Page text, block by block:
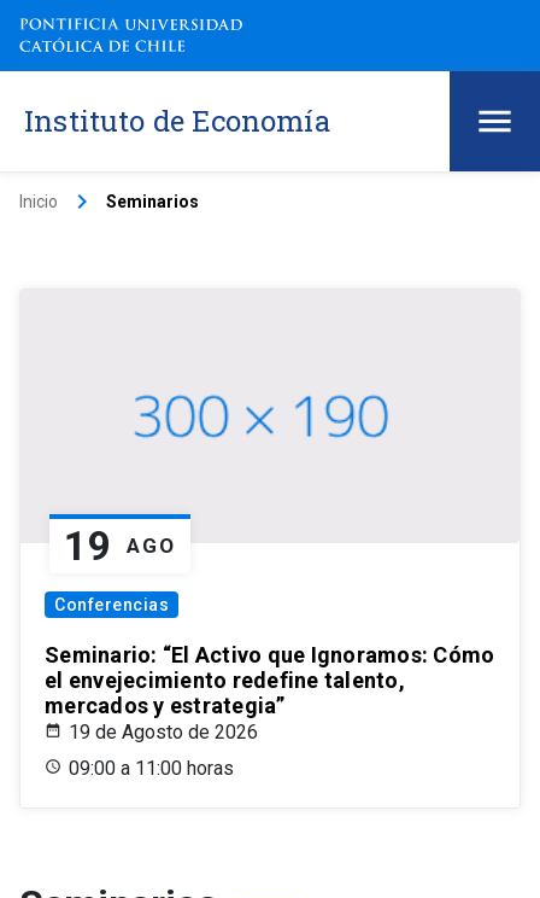
Instituto de Economía
Inicio keyboard_arrow_right Seminarios
19 AGO
Conferencias
Seminario: “El Activo que Ignoramos: Cómo
el envejecimiento redefine talento,
mercados y estrategia”
19 de Agosto de 2026
09:00 a 11:00 horas